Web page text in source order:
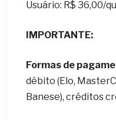
Usuário: R$ 36,00/
IMPORTANTE:
Formas de
débito (Elo,
Banese), créditos